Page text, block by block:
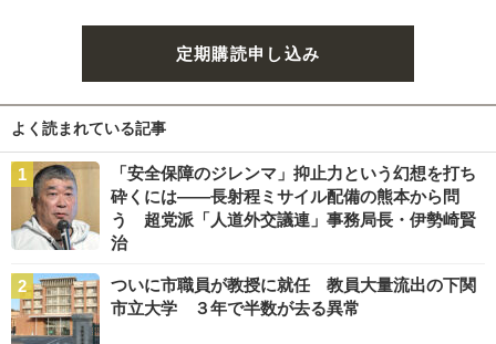
定期購読申し込み
よく読まれている記事
「安全保障のジレンマ」抑止力という幻想を打ち
砕くには――長射程ミサイル配備の熊本から問
う 超党派「人道外交議連」事務局長・伊勢崎賢
治
ついに市職員が教授に就任 教員大量流出の下関
市立大学 ３年で半数が去る異常